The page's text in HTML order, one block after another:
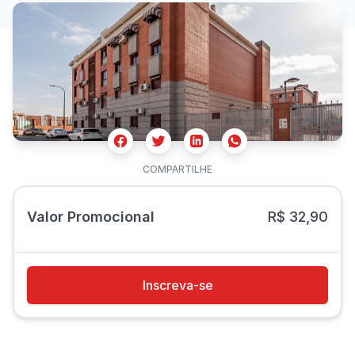
FacebookTwitterLinkedinWhatsapp
COMPARTILHE
Valor Promocional R$ 32,90
Inscreva-se